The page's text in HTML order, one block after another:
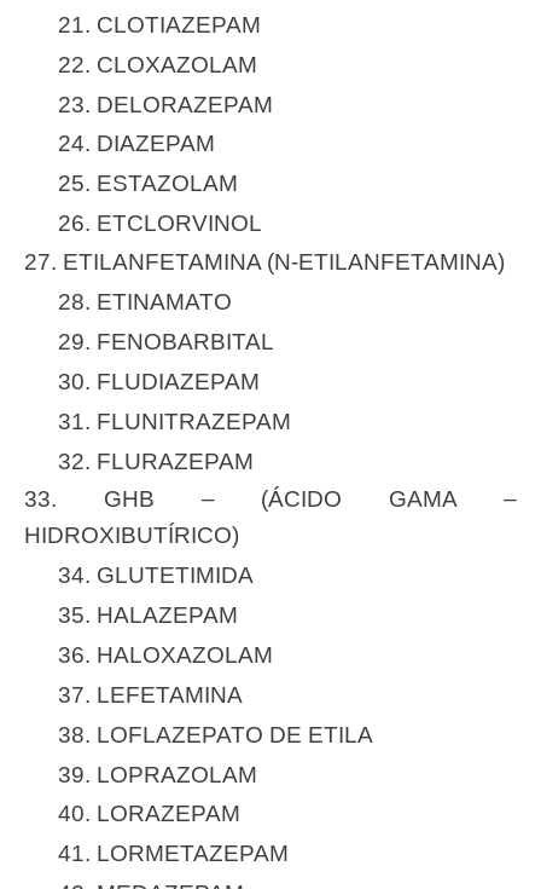
21. CLOTIAZEPAM
22. CLOXAZOLAM
23. DELORAZEPAM
24. DIAZEPAM
25. ESTAZOLAM
26. ETCLORVINOL
27. ETILANFETAMINA (N-ETILANFETAMINA)
28. ETINAMATO
29. FENOBARBITAL
30. FLUDIAZEPAM
31. FLUNITRAZEPAM
32. FLURAZEPAM
33. GHB – (ÁCIDO GAMA –
HIDROXIBUTÍRICO)
34. GLUTETIMIDA
35. HALAZEPAM
36. HALOXAZOLAM
37. LEFETAMINA
38. LOFLAZEPATO DE ETILA
39. LOPRAZOLAM
40. LORAZEPAM
41. LORMETAZEPAM